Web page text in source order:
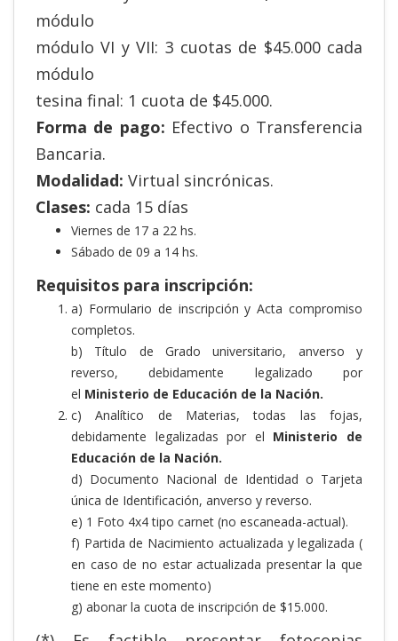
módulo
módulo VI y VII: 3 cuotas de $45.000 cada
módulo
tesina final: 1 cuota de $45.000.
Forma de pago: Efectivo o Transferencia
Bancaria.
Modalidad: Virtual sincrónicas.
Clases: cada 15 días
Viernes de 17 a 22 hs.
Sábado de 09 a 14 hs.
Requisitos para inscripción:
a) Formulario de inscripción y Acta compromiso
completos.
b) Título de Grado universitario, anverso y
reverso, debidamente legalizado por
el Ministerio de Educación de la Nación.
c) Analítico de Materias, todas las fojas,
debidamente legalizadas por el Ministerio de
Educación de la Nación.
d) Documento Nacional de Identidad o Tarjeta
única de Identificación, anverso y reverso.
e) 1 Foto 4x4 tipo carnet (no escaneada-actual).
f) Partida de Nacimiento actualizada y legalizada (
en caso de no estar actualizada presentar la que
tiene en este momento)
g) abonar la cuota de inscripción de $15.000.